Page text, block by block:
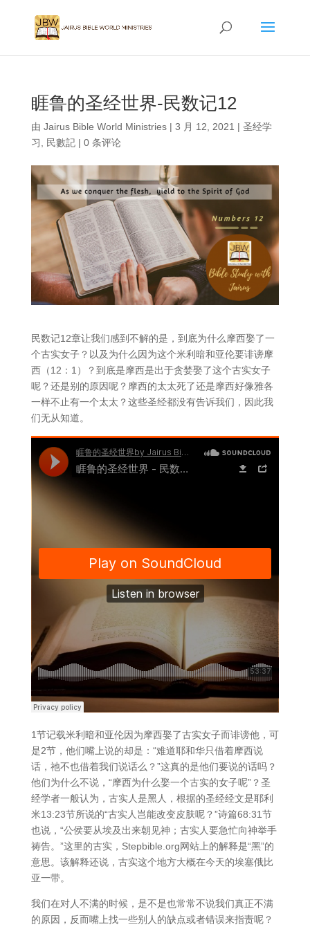
睚鲁的圣经世界-民数记12
由 Jairus Bible World Ministries| 3 月 12, 2021 | 圣经学
习
民數記| 0 条评论
民数记12章让我们感到不解的是，到底为什么摩西娶了一
个古实女子？以及为什么因为这个米利暗和亚伦要诽谤摩
西（12：1）？到底是摩西是出于贪婪娶了这个古实女子
呢？还是别的原因呢？摩西的太太死了还是摩西好像雅各
一样不止有一个太太？这些圣经都没有告诉我们，因此我
们无从知道。
1节记载米利暗和亚伦因为摩西娶了古实女子而诽谤他，可
是2节，他们嘴上说的却是：“难道耶和华只借着摩西说
话，祂不也借着我们说话么？”这真的是他们要说的话吗？
他们为什么不说，“摩西为什么娶一个古实的女子呢”？圣
经学者一般认为，古实人是黑人，根据的圣经经文是耶利
米13:23节所说的“古实人岂能改变皮肤呢？”诗篇68:31节
也说，“公侯要从埃及出来朝见神；古实人要急忙向神举手
祷告。”这里的古实，Stepbible.org网站上的解释是“黑”的
意思。该解释还说，古实这个地方大概在今天的埃塞俄比
亚一带。
我们在对人不满的时候，是不是也常常不说我们真正不满
的原因，反而嘴上找一些别人的缺点或者错误来指责呢？